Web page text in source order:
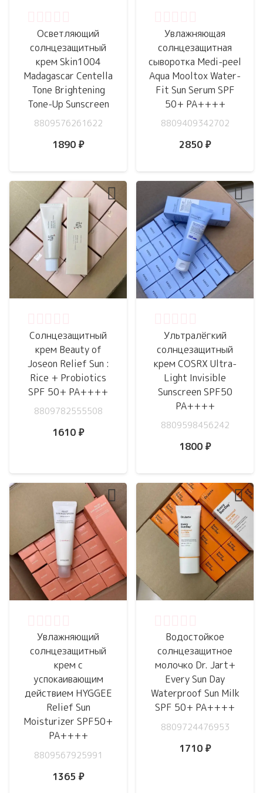
Осветляющий
cолнцезащитный
крем Skin1004
Madagascar Centella
Tone Brightening
Tone-Up Sunscreen
8809576261622
1890 ₽
Увлажняющая
солнцезащитная
сыворотка Medi-peel
Aqua Mooltox Water-
Fit Sun Serum SPF
50+ PA++++
8809409342702
2850 ₽
Солнцезащитный
крем Beauty of
Joseon Relief Sun :
Rice + Probiotics
SPF 50+ PA++++
8809782555508
1610 ₽
Ультралёгкий
солнцезащитный
крем COSRX Ultra-
Light Invisible
Sunscreen SPF50
PA++++
8809598456242
1800 ₽
Увлажняющий
солнцезащитный
крем с
успокаивающим
действием HYGGEE
Relief Sun
Moisturizer SPF50+
PA++++
8809567925991
1365 ₽
Водостойкое
солнцезащитное
молочко Dr. Jart+
Every Sun Day
Waterproof Sun Milk
SPF 50+ PA++++
8809724476953
1710 ₽